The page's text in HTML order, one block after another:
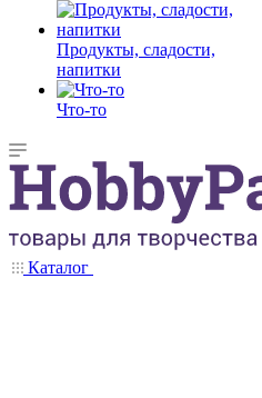
Продукты, сладости,
напитки
Что-то
Каталог